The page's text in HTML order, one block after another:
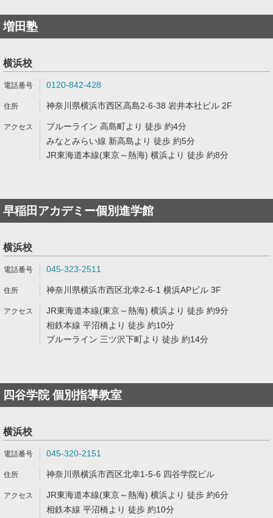
増田塾
横浜校
0120-842-428
神奈川県横浜市西区高島2-6-38 岩井本社ビル 2F
ブルーライン 高島町より 徒歩 約4分
みなとみらい線 新高島より 徒歩 約5分
JR東海道本線(東京～熱海) 横浜より 徒歩 約8分
早稲田アカデミー個別進学館
横浜校
045-323-2511
神奈川県横浜市西区北幸2-6-1 横浜APビル 3F
JR東海道本線(東京～熱海) 横浜より 徒歩 約9分
相鉄本線 平沼橋より 徒歩 約10分
ブルーライン 三ツ沢下町より 徒歩 約14分
四谷学院 個別指導教室
横浜校
045-320-2151
神奈川県横浜市西区北幸1-5-6 四谷学院ビル
JR東海道本線(東京～熱海) 横浜より 徒歩 約6分
相鉄本線 平沼橋より 徒歩 約10分